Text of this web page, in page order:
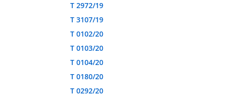
T 2972/19
T 3107/19
T 0102/20
T 0103/20
T 0104/20
T 0180/20
T 0292/20